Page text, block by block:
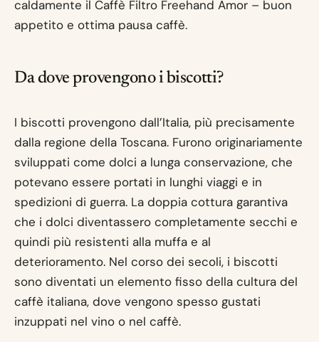
caldamente il Caffè Filtro Freehand Amor – buon
appetito e ottima pausa caffè.
Da dove provengono i biscotti?
I biscotti provengono dall’Italia, più precisamente
dalla regione della Toscana. Furono originariamente
sviluppati come dolci a lunga conservazione, che
potevano essere portati in lunghi viaggi e in
spedizioni di guerra. La doppia cottura garantiva
che i dolci diventassero completamente secchi e
quindi più resistenti alla muffa e al
deterioramento. Nel corso dei secoli, i biscotti
sono diventati un elemento fisso della cultura del
caffè italiana, dove vengono spesso gustati
inzuppati nel vino o nel caffè.